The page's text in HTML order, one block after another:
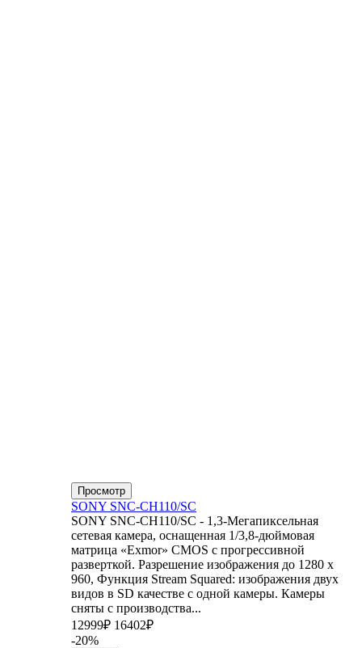
Просмотр
SONY SNC-CH110/SC
SONY SNC-CH110/SC - 1,3-Мегапиксельная
сетевая камера, оснащенная 1/3,8-дюймовая
матрица «Exmor» CMOS с прогрессивной
разверткой. Разрешение изображения до 1280 x
960, Функция Stream Squared: изображения двух
видов в SD качестве с одной камеры. Камеры
сняты с производства...
12999₽ 16402₽
-20%